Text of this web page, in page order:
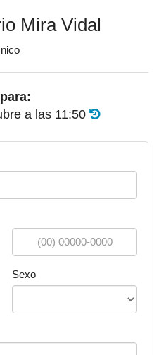
Mira Vidal
a las 11:50
Sexo